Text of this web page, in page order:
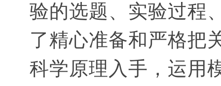
验的选题、实验过程
了精心准备和严格把
科学原理入手，运用